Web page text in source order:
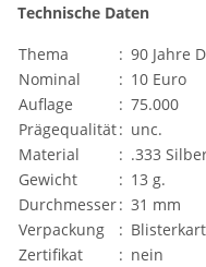
Technische Daten
Thema
: 90 Jahre
Nominal
: 10 Euro
Auflage
: 75.000
Prägequalität: unc.
Material
: .333
Gewicht
: 13 g.
Durchmesser: 31 mm
Verpackung
:
Zertifikat
: nein